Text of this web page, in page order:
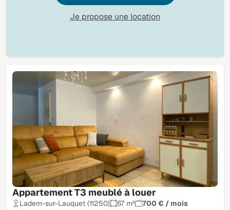
Appartement T3 meublé à louer
Ladern-sur-Lauquet (11250) 67 m²
700 € / mois
Je propose une location